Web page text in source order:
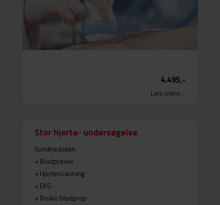
4.495,-
Læs mere…
Stor hjerte- undersøgelse
Sundhedstjek
+ Blodprøver
+ Hjertescanning
+ EKG
+ Risiko blodprop